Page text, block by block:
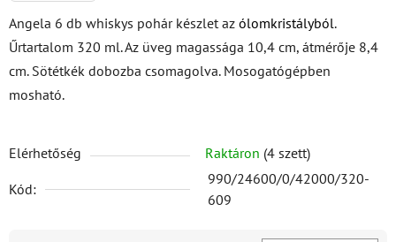
Angela 6 db whiskys pohár készlet az ólomkristályból.
Űrtartalom 320 ml. Az üveg magassága 10,4 cm, átmérője 8,4
cm. Sötétkék dobozba csomagolva. Mosogatógépben
mosható.
Elérhetőség Raktáron (4 szett)
Kód:
990/24600/0/42000/320-
609